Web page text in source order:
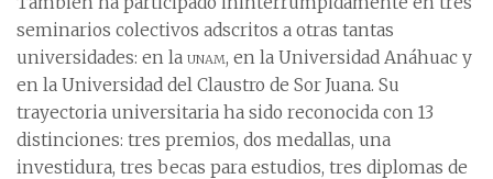
seminarios colectivos adscritos a otras tantas
universidades: en la unam, en la Universidad Anáhuac y
en la Universidad del Claustro de Sor Juana. Su
trayectoria universitaria ha sido reconocida con 13
distinciones: tres premios, dos medallas, una
investidura, tres becas para estudios, tres diplomas de